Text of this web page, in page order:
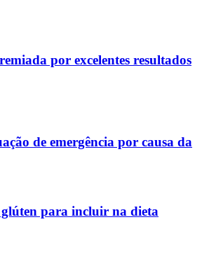
por excelentes resultados
de emergência por causa da
glúten para incluir na dieta